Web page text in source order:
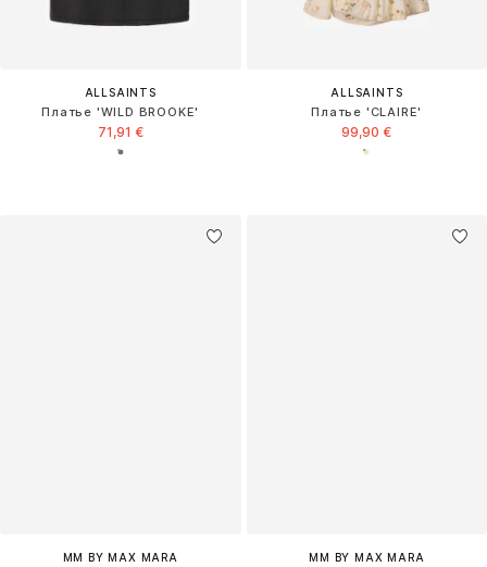
ALLSAINTS
Платье 'WILD BROOKE'
71,91 €
ALLSAINTS
Платье 'CLAIRE'
99,90 €
MM BY MAX MARA MM BY MAX MARA